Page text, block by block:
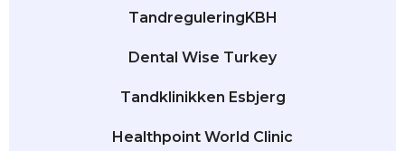
TandreguleringKBH
Dental Wise Turkey
Tandklinikken Esbjerg
Healthpoint World Clinic